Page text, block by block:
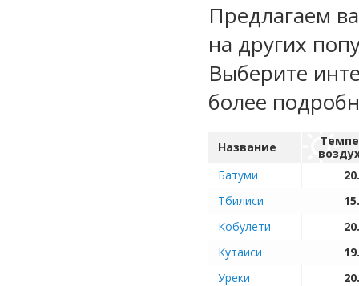
Предлагаем
на других
Выберите
более
Название
Батуми
Тбилиси
Кобулети
Кутаиси
Уреки